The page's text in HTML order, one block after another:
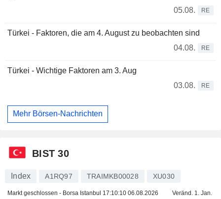
05.08.
RE
Türkei - Faktoren, die am 4. August zu beobachten sind
04.08.
RE
Türkei - Wichtige Faktoren am 3. Aug
03.08.
RE
Mehr Börsen-Nachrichten
BIST 30
Index A1RQ97 TRAIMKB00028 XU030
Markt geschlossen - Borsa Istanbul 17:10:10 06.08.2026 Veränd. 1. Jan.